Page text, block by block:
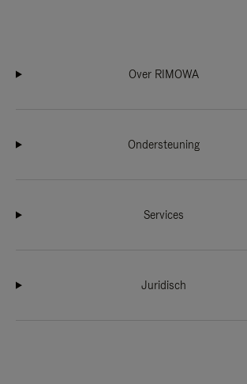
Over RIMOWA
Ondersteuning
Services
Juridisch